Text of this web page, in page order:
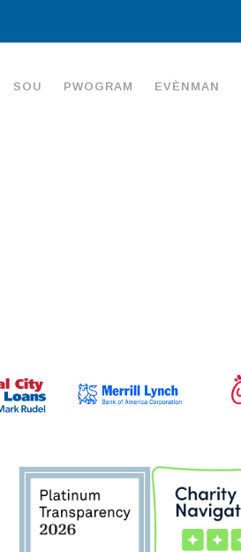
SOU PWOGRAM EVÈNMAN